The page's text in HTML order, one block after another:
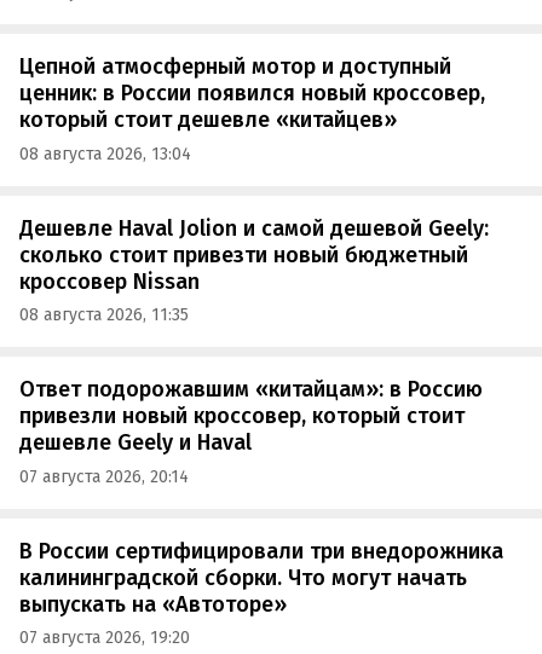
Цепной атмосферный мотор и доступный
ценник: в России появился новый кроссовер,
который стоит дешевле «китайцев»
08 августа 2026, 13:04
Дешевле Haval Jolion и самой дешевой Geely:
сколько стоит привезти новый бюджетный
кроссовер Nissan
08 августа 2026, 11:35
Ответ подорожавшим «китайцам»: в Россию
привезли новый кроссовер, который стоит
дешевле Geely и Haval
07 августа 2026, 20:14
В России сертифицировали три внедорожника
калининградской сборки. Что могут начать
выпускать на «Автоторе»
07 августа 2026, 19:20